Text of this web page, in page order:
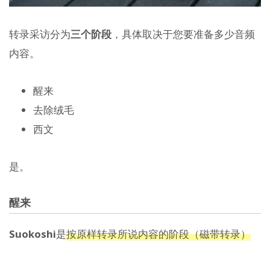
转录采访分为三个阶段 ，具体取决于您要准备多少音频
内容。
醒来
去除绒毛
西文
是。
醒来
Suokoshi是按原样转录所说内容的阶段（磁带转录）